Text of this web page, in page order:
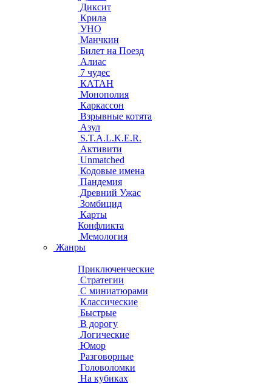
Диксит
Крила
УНО
Манчкин
Билет на Поезд
Алиас
7 чудес
КАТАН
Монополия
Каркассон
Взрывные котята
Азул
S.T.A.L.K.E.R.
Активити
Unmatched
Кодовые имена
Пандемия
Древний Ужас
Зомбицид
Карты
Конфликта
Мемология
Жанры
Приключенческие
Стратегии
С миниатюрами
Классические
Быстрые
В дорогу
Логические
Юмор
Разговорные
Головоломки
На кубиках